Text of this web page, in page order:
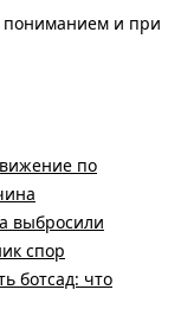
пониманием и при
по
выбросили
спор
ботсад: что